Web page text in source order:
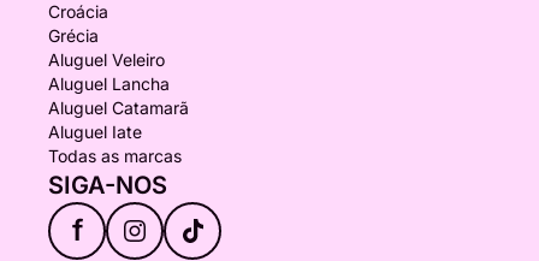
Croácia
Grécia
Aluguel Veleiro
Aluguel Lancha
Aluguel Catamarã
Aluguel Iate
Todas as marcas
SIGA-NOS
f